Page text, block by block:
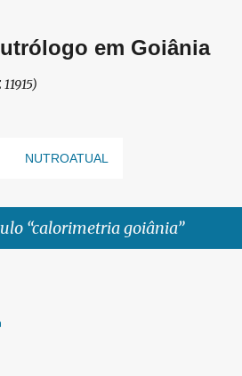
em Goiânia
NUTROATUAL
calorimetria goiânia